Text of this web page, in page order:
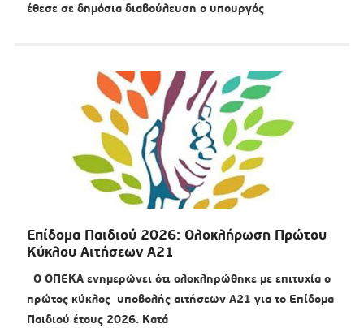
έθεσε σε δημόσια διαβούλευση ο υπουργός
Επίδομα Παιδιού 2026: Ολοκλήρωση Πρώτου
Κύκλου Αιτήσεων Α21
Ο ΟΠΕΚΑ ενημερώνει ότι ολοκληρώθηκε με επιτυχία ο
πρώτος κύκλος υποβολής αιτήσεων Α21 για το Επίδομα
Παιδιού έτους 2026. Κατά